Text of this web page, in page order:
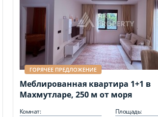
ГОРЯЧЕЕ ПРЕДЛОЖЕНИЕ
Меблированная квартира 1+1 в
Махмутларе, 250 м от моря
Комнат: Площадь: